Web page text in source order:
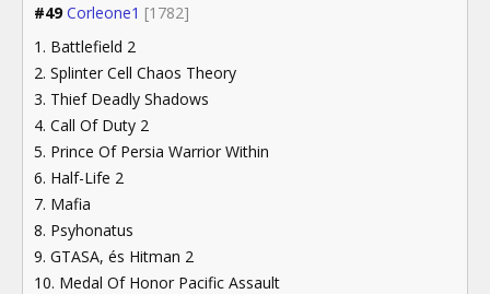
#49 Corleone1 [1782]
1. Battlefield 2
2. Splinter Cell Chaos Theory
3. Thief Deadly Shadows
4. Call Of Duty 2
5. Prince Of Persia Warrior Within
6. Half-Life 2
7. Mafia
8. Psyhonatus
9. GTASA, és Hitman 2
10. Medal Of Honor Pacific Assault